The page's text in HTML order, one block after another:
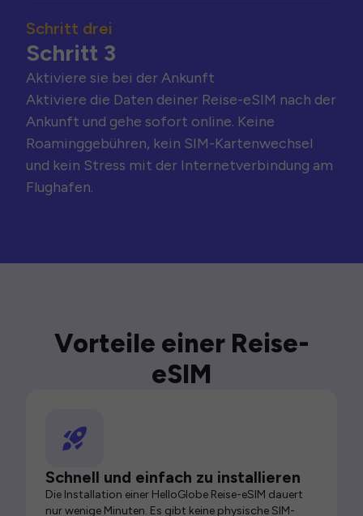
Schritt drei
Schritt 3
Aktiviere sie bei der Ankunft
Aktiviere die Daten deiner Reise-eSIM nach der
Ankunft und gehe sofort online. Keine
Roaminggebühren, kein SIM-Kartenwechsel
und kein Stress mit der Internetverbindung am
Flughafen.
Vorteile einer Reise-
eSIM
Schnell und einfach zu installieren
Die Installation einer HelloGlobe Reise-eSIM dauert
nur wenige Minuten. Es gibt keine physische SIM-